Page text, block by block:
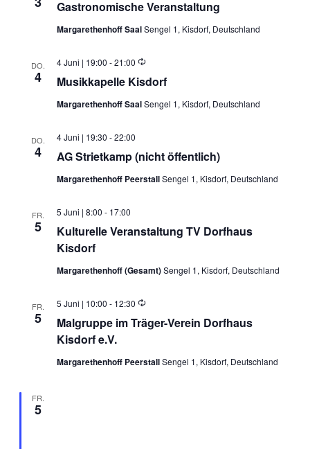
Gastronomische Veranstaltung
Margarethenhoff SaalSengel 1, Kisdorf, Deutschland
DO.
4 Musikkapelle Kisdorf
4 Juni | 19:00 -21:00 Wiederholung
Margarethenhoff SaalSengel 1, Kisdorf, Deutschland
DO.
4 AG Strietkamp (nicht öffentlich)
4 Juni | 19:30 -22:00
Margarethenhoff PeerstallSengel 1, Kisdorf, Deutschland
FR.
5
Kulturelle Veranstaltung TV Dorfhaus
Kisdorf
5 Juni | 8:00 - 17:00
Margarethenhoff (Gesamt)Sengel 1, Kisdorf, Deutschland
FR.
5
Malgruppe im Träger-Verein Dorfhaus
Kisdorf e.V.
5 Juni | 10:00 - 12:30 Wiederholung
Margarethenhoff PeerstallSengel 1, Kisdorf, Deutschland
FR.
5